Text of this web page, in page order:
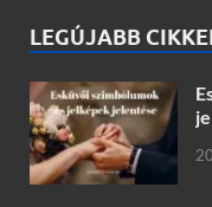
LEGÚJABB